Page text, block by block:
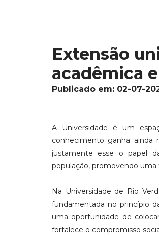
Extensão
acadêmica
Publicado em: 02-07-
A Universidade é um
conhecimento ganha ainda
justamente esse o papel
população, promovendo
Na Universidade de Rio
fundamentada no princípio
uma oportunidade de
fortalece o compromisso